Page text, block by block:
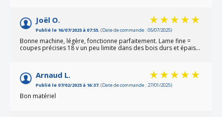
Joël O.
Publié le 16/07/2025 à 07:55. (Date de commande : 05/07/2025)
Bonne machine, légère, fonctionne parfaitement. Lame fine =
coupes précises 18 v un peu limite dans des bois durs et épais...
Arnaud L.
Publié le 07/02/2025 à 16:37. (Date de commande : 27/01/2025)
Bon matériel